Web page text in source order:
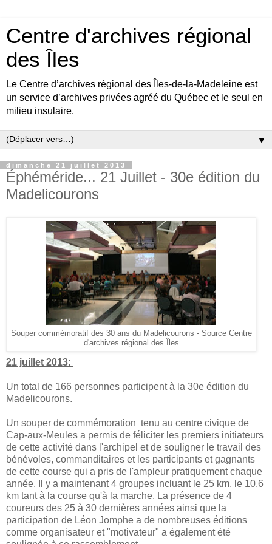
Centre d'archives régional
des Îles
Le Centre d’archives régional des Îles-de-la-Madeleine est
un service d’archives privées agréé du Québec et le seul en
milieu insulaire.
▼
dimanche 21 juillet 2013
Éphéméride... 21 Juillet - 30e édition du
Madelicourons
Souper commémoratif des 30 ans du Madelicourons - Source Centre
d'archives régional des Îles
21 juillet 2013:
Un total de 166 personnes participent à la 30e édition du
Madelicourons.
Un souper de commémoration tenu au centre civique de
Cap-aux-Meules a permis de féliciter les premiers initiateurs
de cette activité dans l'archipel et de souligner le travail des
bénévoles, commanditaires et les participants et gagnants
de cette course qui a pris de l'ampleur pratiquement chaque
année. Il y a maintenant 4 groupes incluant le 25 km, le 10,6
km tant à la course qu'à la marche. La présence de 4
coureurs des 25 à 30 dernières années ainsi que la
participation de Léon Jomphe a de nombreuses éditions
comme organisateur et "motivateur" a également été